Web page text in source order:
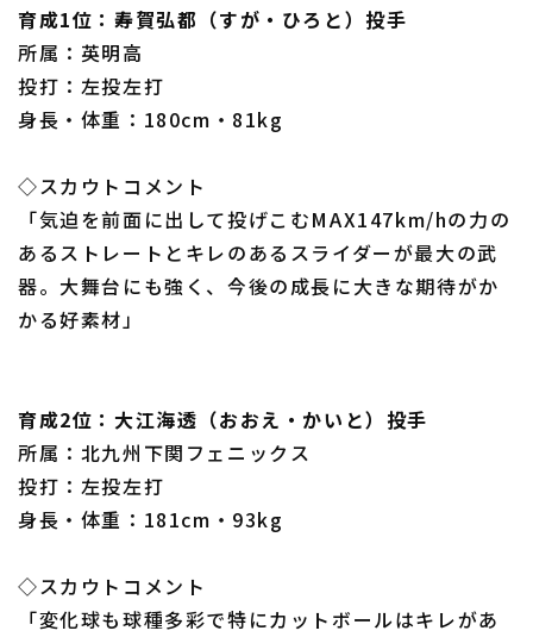
育成1位：寿賀弘都（すが・ひろと）投手
所属：英明高
投打：左投左打
身長・体重：180cm・81kg
◇スカウトコメント
「気迫を前面に出して投げこむMAX147km/hの力の
あるストレートとキレのあるスライダーが最大の武
器。大舞台にも強く、今後の成長に大きな期待がか
かる好素材」
育成2位：大江海透（おおえ・かいと）投手
所属：北九州下関フェニックス
投打：左投左打
身長・体重：181cm・93kg
◇スカウトコメント
「変化球も球種多彩で特にカットボールはキレがあ